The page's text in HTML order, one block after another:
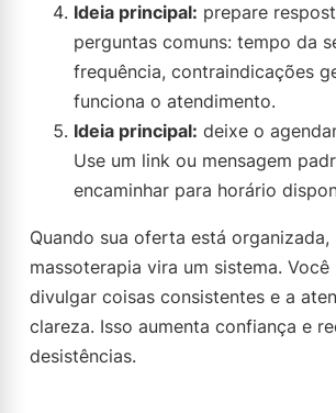
Ideia principal: prepare
perguntas comuns: tempo da
frequência, contraindicações
funciona o atendimento.
Ideia principal: deixe o
Use um link ou mensagem
encaminhar para horário
Quando sua oferta está
massoterapia vira um sistema. Você
divulgar coisas consistentes e a
clareza. Isso aumenta confiança e
desistências.